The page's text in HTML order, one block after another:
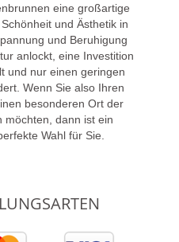
eine großartige
und Ästhetik in
und Beruhigung
anlockt, eine Investition
und nur einen geringen
Wenn Sie also Ihren
besonderen Ort der
möchten, dann ist ein
Wahl für Sie.